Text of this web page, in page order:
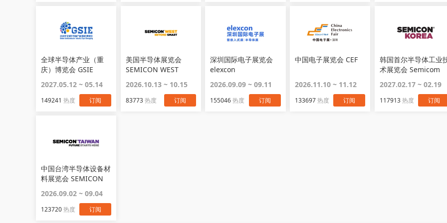
全球半导体产业（重
庆）博览会 GSIE
2027.05.12 ~ 05.14
149241 热度 订阅
美国半导体展览会
SEMICON WEST
2026.10.13 ~ 10.15
83773热度 订阅
深圳国际电子展览会
elexcon
2026.09.09 ~ 09.11
155046热度 订阅
中国电子展览会 CEF
2026.11.10 ~ 11.12
133697热度 订阅
韩国首尔半导体工业
术展览会 Semicom
2027.02.17 ~ 02.19
117913热度 订阅
中国台湾半导体设备材
料展览会 SEMICON
2026.09.02 ~ 09.04
123720热度 订阅